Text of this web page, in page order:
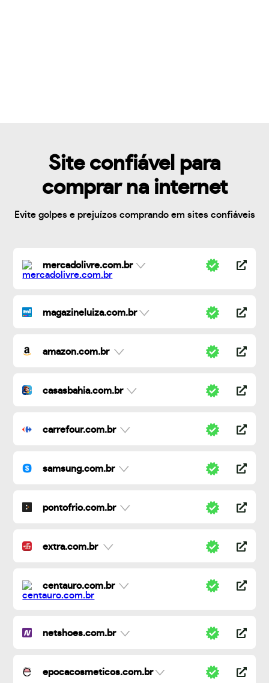
Site confiável para
comprar na internet
Evite golpes e prejuízos comprando em sites confiáveis
mercadolivre.com.br
magazineluiza.com.br
amazon.com.br
casasbahia.com.br
carrefour.com.br
samsung.com.br
pontofrio.com.br
extra.com.br
centauro.com.br
netshoes.com.br
epocacosmeticos.com.br